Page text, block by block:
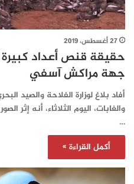
27 أغسطس، 2019
حقيقة قنص أعداد
جهة مراكش آسفي
أفاد بلاغ لوزارة الفلاحة والصيد
والغابات، اليوم الثلاثاء، أنه إثر
…
أكمل القراءة »